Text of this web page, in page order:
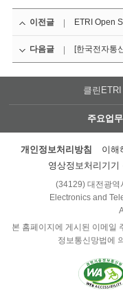
이전글 ETRI Open
다음글
클린ETRI
주요업
개인정보처리방침 이해
영상정보처리기기
(34129) 대전광역
Electronics and
본 홈페이지에 게시된 이메일
정보통신망법에